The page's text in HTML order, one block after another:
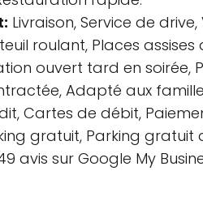
Livraison, Service de
roulant, Places
ouvert tard en soirée,
Adapté aux
Cartes de débit,
gratuit, Parking gratuit
avis sur Google My